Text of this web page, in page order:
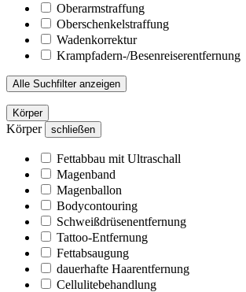
Oberarmstraffung
Oberschenkelstraffung
Wadenkorrektur
Krampfadern-/Besenreiserentfernung
Alle Suchfilter anzeigen
Körper
Körper schließen
Fettabbau mit Ultraschall
Magenband
Magenballon
Bodycontouring
Schweißdrüsenentfernung
Tattoo-Entfernung
Fettabsaugung
dauerhafte Haarentfernung
Cellulitebehandlung